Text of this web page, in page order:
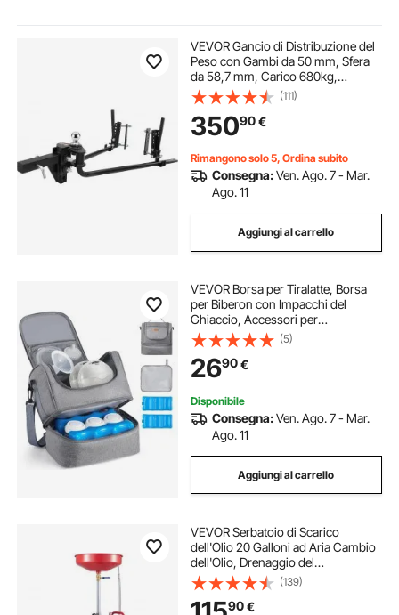
VEVOR Gancio di Distribuzione del
Peso con Gambi da 50 mm, Sfera
da 58,7 mm, Carico 680kg,
Controllo dell'Oscillazione del
Rimorchio per Livellamento del
Carico, Verniciato a Polvere, Nera
(111)
35090€
Rimangono solo 5, Ordina subito
Consegna:Ven. Ago. 7 - Mar.
Ago. 11
Aggiungi al carrello
VEVOR Borsa per Tiralatte, Borsa
per Biberon con Impacchi del
Ghiaccio, Accessori per
l'Estrazione e Conservazione del
Latte Materno, per Biberon di Latte
per Lavoro, Viaggio, Grigio
(5)
2690€
Disponibile
Consegna:Ven. Ago. 7 - Mar.
Ago. 11
Aggiungi al carrello
VEVOR Serbatoio di Scarico
dell'Olio 20 Galloni ad Aria Cambio
dell'Olio, Drenaggio del
Trasferimento del Carburante
Fluido Imbuto Regolabile in Altezza,
con Valvola di Regolazione della
(139)
90€